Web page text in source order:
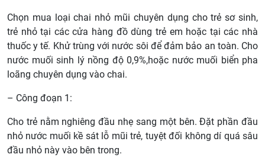
Chọn mua loại chai nhỏ mũi chuyên dụng cho trẻ sơ sinh,
trẻ nhỏ tại các cửa hàng đồ dùng trẻ em hoặc tại các nhà
thuốc y tế. Khử trùng với nước sôi để đảm bảo an toàn. Cho
nước muối sinh lý nồng độ 0,9%,hoặc nước muối biển pha
loãng chuyên dụng vào chai.
– Công đoạn 1:
Cho trẻ nằm nghiêng đầu nhẹ sang một bên. Đặt phần đầu
nhỏ nước muối kề sát lỗ mũi trẻ, tuyệt đối không dí quá sâu
đầu nhỏ này vào bên trong.